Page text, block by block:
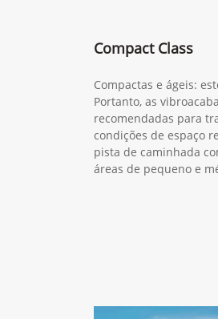
Compact Class
Compactas e ágeis:
Portanto, as
recomendadas para
condições de espaço
pista de caminhada
áreas de pequeno e